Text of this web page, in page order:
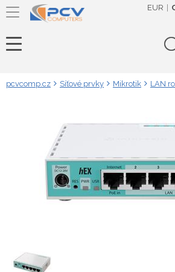
EUR
pcvcomp.cz Síťové prvky Mikrotik LAN